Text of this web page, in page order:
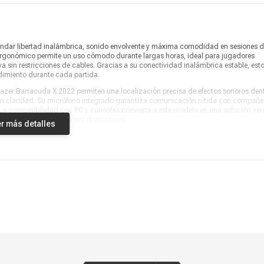
Vendido por Coolbox
libertad inalámbrica, sonido envolvente y máxima comodidad en sesiones
permite un uso cómodo durante largas horas, ideal para jugadores
sin restricciones de cables. Gracias a su conectividad inalámbrica estable,
durante cada partida.
Barracuda X 2022 permiten una localización precisa de efectos sonoros
claridad. Su micrófono integrado garantiza comunicación nítida con
confiable para todos sus dispositivos.
quienes buscan rendimiento, portabilidad y calidad de audio en un solo
más detalles